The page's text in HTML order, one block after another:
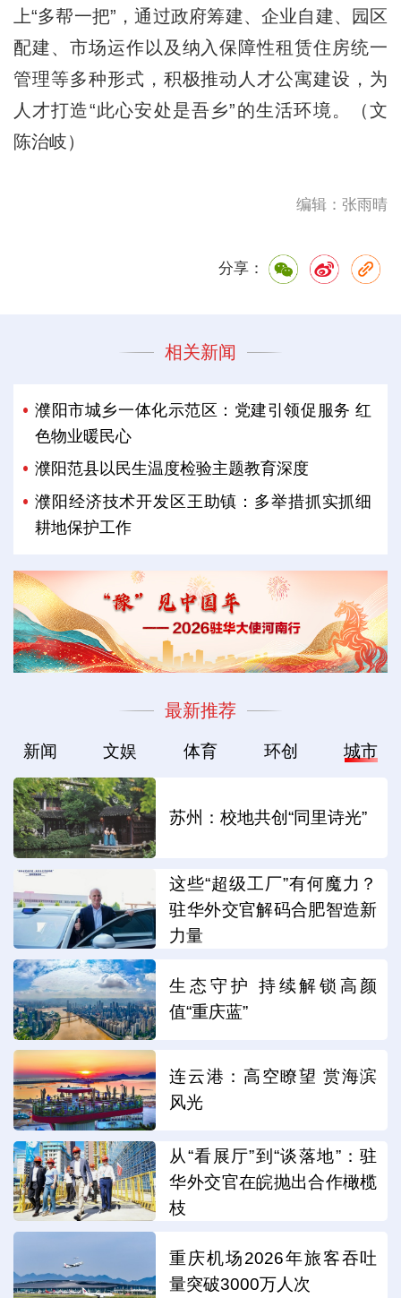
上“多帮一把”，通过政府筹建、企业自建、园区
配建、市场运作以及纳入保障性租赁住房统一
管理等多种形式，积极推动人才公寓建设，为
人才打造“此心安处是吾乡”的生活环境。（文
陈治岐）
编辑：张雨晴
分享：
相关新闻
濮阳市城乡一体化示范区：党建引领促服务 红
色物业暖民心
濮阳范县以民生温度检验主题教育深度
濮阳经济技术开发区王助镇：多举措抓实抓细
耕地保护工作
最新推荐
新闻 文娱 体育 环创 城市
苏州：校地共创“同里诗光”
这些“超级工厂”有何魔力？
驻华外交官解码合肥智造新
力量
生态守护 持续解锁高颜
值“重庆蓝”
连云港：高空瞭望 赏海滨
风光
从“看展厅”到“谈落地”：驻
华外交官在皖抛出合作橄榄
枝
重庆机场2026年旅客吞吐
量突破3000万人次